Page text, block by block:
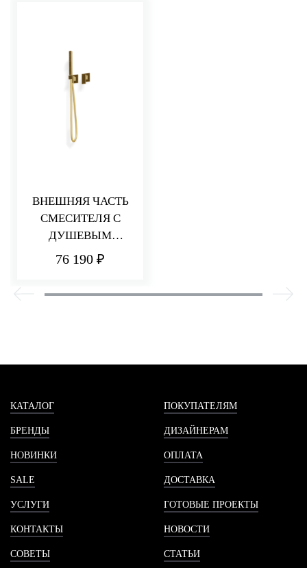
ВНЕШНЯЯ ЧАСТЬ
СМЕСИТЕЛЯ С
ДУШЕВЫМ
КОМПЛЕКТОМ Q30
76 190 ₽
КАТАЛОГ
БРЕНДЫ
НОВИНКИ
SALE
УСЛУГИ
КОНТАКТЫ
СОВЕТЫ
ПОКУПАТЕЛЯМ
ДИЗАЙНЕРАМ
ОПЛАТА
ДОСТАВКА
ГОТОВЫЕ ПРОЕКТЫ
НОВОСТИ
СТАТЬИ